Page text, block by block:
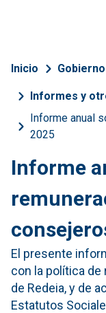
Inicio
Informes y
Informe anual
2025
Informe
El presente
con la política
de Redeia, y de
Estatutos